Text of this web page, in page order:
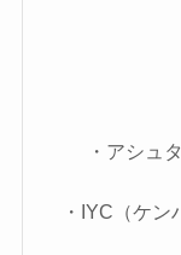
・アシュ
・IYC（ケ